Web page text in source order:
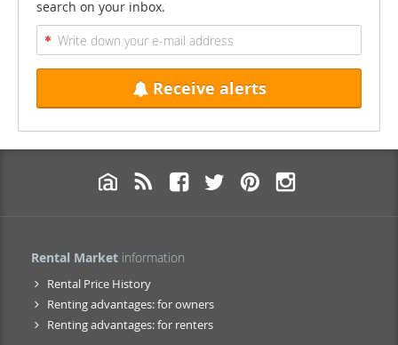
search on your inbox.
Receive alerts
Rental Market information
Rental Price History
Renting advantages: for owners
Renting advantages: for renters